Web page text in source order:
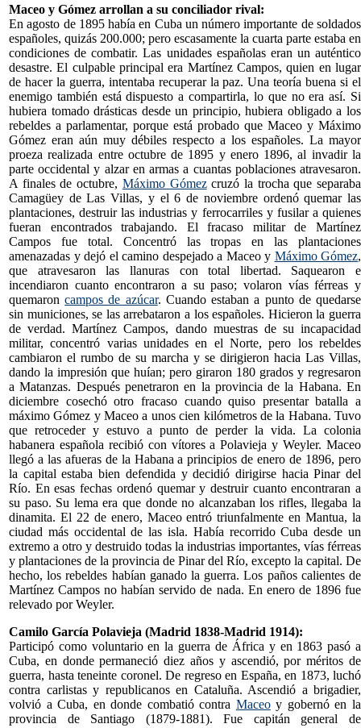
Maceo y Gómez arrollan a su conciliador rival:
En agosto de 1895 había en Cuba un número importante de soldados
españoles, quizás 200.000; pero escasamente la cuarta parte estaba en
condiciones de combatir. Las unidades españolas eran un auténtico
desastre. El culpable principal era Martínez Campos, quien en lugar
de hacer la guerra, intentaba recuperar la paz. Una teoría buena si el
enemigo también está dispuesto a compartirla, lo que no era así. Si
hubiera tomado drásticas desde un principio, hubiera obligado a los
rebeldes a parlamentar, porque está probado que Maceo y Máximo
Gómez eran aún muy débiles respecto a los españoles. La mayor
proeza realizada entre octubre de 1895 y enero 1896, al invadir la
parte occidental y alzar en armas a cuantas poblaciones atravesaron.
A finales de octubre, Máximo Gómezcruzó la trocha que separaba
Camagüey de Las Villas, y el 6 de noviembre ordenó quemar las
plantaciones, destruir las industrias y ferrocarriles y fusilar a quienes
fueran encontrados trabajando. El fracaso militar de Martínez
Campos fue total. Concentró las tropas en las plantaciones
amenazadas y dejó el camino despejado a Maceo y Máximo Gómez,
que atravesaron las llanuras con total libertad. Saquearon e
incendiaron cuanto encontraron a su paso; volaron vías férreas y
quemaroncampos de azúcar. Cuando estaban a punto de quedarse
sin municiones, se las arrebataron a los españoles. Hicieron la guerra
de verdad. Martínez Campos, dando muestras de su incapacidad
militar, concentró varias unidades en el Norte, pero los rebeldes
cambiaron el rumbo de su marcha y se dirigieron hacia Las Villas,
dando la impresión que huían; pero giraron 180 grados y regresaron
a Matanzas. Después penetraron en la provincia de la Habana. En
diciembre cosechó otro fracaso cuando quiso presentar batalla a
máximo Gómez y Maceo a unos cien kilómetros de la Habana. Tuvo
que retroceder y estuvo a punto de perder la vida. La colonia
habanera española recibió con vítores a Polavieja y Weyler. Maceo
llegó a las afueras de la Habana a principios de enero de 1896, pero
la capital estaba bien defendida y decidió dirigirse hacia Pinar del
Río. En esas fechas ordenó quemar y destruir cuanto encontraran a
su paso. Su lema era que donde no alcanzaban los rifles, llegaba la
dinamita. El 22 de enero, Maceo entró triunfalmente en Mantua, la
ciudad más occidental de las isla. Había recorrido Cuba desde un
extremo a otro y destruido todas la industrias importantes, vías férreas
y plantaciones de la provincia de Pinar del Río, excepto la capital. De
hecho, los rebeldes habían ganado la guerra. Los paños calientes de
Martínez Campos no habían servido de nada. En enero de 1896 fue
relevado por Weyler.
Camilo García Polavieja (Madrid 1838-Madrid 1914):
Participó como voluntario en la guerra de África y en 1863 pasó a
Cuba, en donde permaneció diez años y ascendió, por méritos de
guerra, hasta teneinte coronel. De regreso en España, en 1873, luchó
contra carlistas y republicanos en Cataluña. Ascendió a brigadier,
volvió a Cuba, en donde combatió contra Maceoy gobernó en la
provincia de Santiago (1879-1881). Fue capitán general de